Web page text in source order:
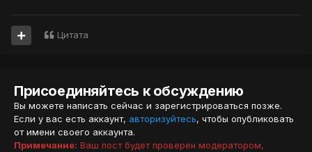
Цитата
Присоединяйтесь к обсуждению
Вы можете написать сейчас и зарегистрироваться позже.
Если у вас есть аккаунт, авторизуйтесь, чтобы опубликовать
от имени своего аккаунта.
Примечание: Ваш пост будет проверен модератором,